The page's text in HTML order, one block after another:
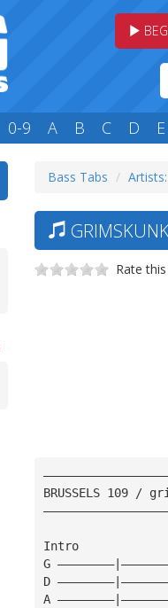
0-9 A B C D E
Bass Tabs
Rate
BRUSSELS 109 /
Intro
G
D
A